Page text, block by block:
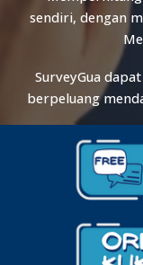
sendiri, dengan
SurveyGua
berpeluang